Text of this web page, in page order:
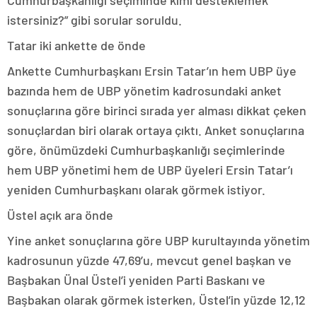
istersiniz?” gibi sorular soruldu.
Tatar iki ankette de önde
Ankette Cumhurbaşkanı Ersin Tatar’ın hem UBP üye
bazında hem de UBP yönetim kadrosundaki anket
sonuçlarına göre birinci sırada yer alması dikkat çeken
sonuçlardan biri olarak ortaya çıktı. Anket sonuçlarına
göre, önümüzdeki Cumhurbaşkanlığı seçimlerinde
hem UBP yönetimi hem de UBP üyeleri Ersin Tatar’ı
yeniden Cumhurbaşkanı olarak görmek istiyor.
Üstel açık ara önde
Yine anket sonuçlarına göre UBP kurultayında yönetim
kadrosunun yüzde 47,69’u, mevcut genel başkan ve
Başbakan Ünal Üstel’i yeniden Parti Baskanı ve
Başbakan olarak görmek isterken, Üstel’in yüzde 12,12